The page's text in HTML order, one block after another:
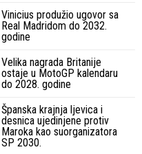
Vinicius produžio ugovor sa
Real Madridom do 2032.
godine
Velika nagrada Britanije
ostaje u MotoGP kalendaru
do 2028. godine
Španska krajnja ljevica i
desnica ujedinjene protiv
Maroka kao suorganizatora
SP 2030.